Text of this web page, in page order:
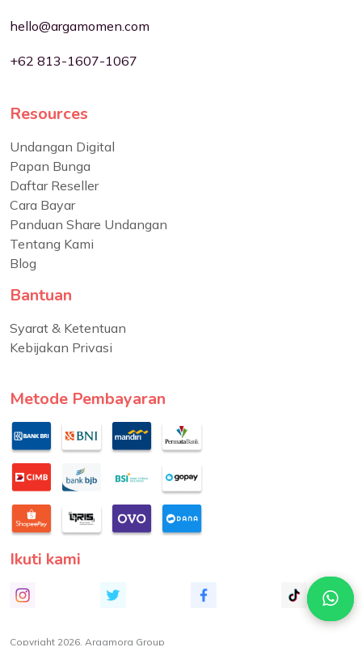
hello@argamomen.com
+62 813-1607-1067
Resources
Undangan Digital
Papan Bunga
Daftar Reseller
Cara Bayar
Panduan Share Undangan
Tentang Kami
Blog
Bantuan
Syarat & Ketentuan
Kebijakan Privasi
Metode Pembayaran
Ikuti kami
Copyright 2026. Argamora Group